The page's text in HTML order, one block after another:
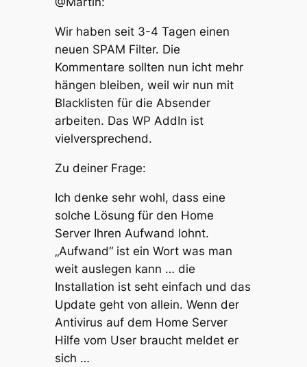
Wir haben seit 3-4 Tagen einen
neuen SPAM Filter. Die
Kommentare sollten nun icht mehr
hängen bleiben, weil wir nun mit
Blacklisten für die Absender
arbeiten. Das WP AddIn ist
vielversprechend.
Zu deiner Frage:
Ich denke sehr wohl, dass eine
solche Lösung für den Home
Server Ihren Aufwand lohnt.
„Aufwand“ ist ein Wort was man
weit auslegen kann … die
Installation ist seht einfach und das
Update geht von allein. Wenn der
Antivirus auf dem Home Server
Hilfe vom User braucht meldet er
sich …